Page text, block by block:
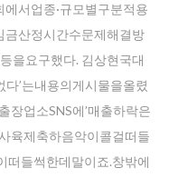
서업종·규모별구분적용
산정시간수문제해결방
을요구했다. 김상현국대
’는내용의게시물을올렸
장업소SNS에’매출하락은
육제축하음악이콜걸떠들
떠들썩한데말이죠.창밖에